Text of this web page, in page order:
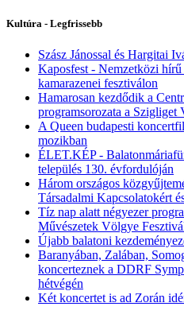
Kultúra - Legfrissebb
Szász Jánossal és Hargitai
Kaposfest - Nemzetközi
kamarazenei fesztiválon
Hamarosan kezdődik a
programsorozata a Szigliget
A Queen budapesti
mozikban
ÉLET.KÉP -
település 130. évfordulóján
Három országos
Társadalmi Kapcsolatokért
Tíz nap alatt négyezer
Művészetek Völgye
Újabb balatoni
Baranyában, Zalában,
koncerteznek a DDRF
hétvégén
Két koncertet is ad Zorán